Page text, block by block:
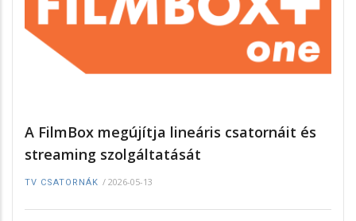
A FilmBox megújítja lineáris csatornáit és
streaming szolgáltatását
TV CSATORNÁK / 2026-05-13